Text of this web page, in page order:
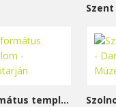
Református templom - Salgótarján